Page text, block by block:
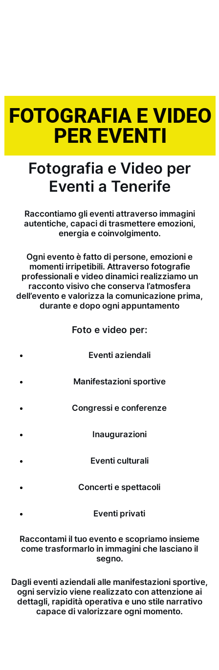
FOTOGRAFIA E VIDEO
PER EVENTI
Fotografia e Video per
Eventi a Tenerife
Raccontiamo gli eventi attraverso immagini
autentiche, capaci di trasmettere emozioni,
energia e coinvolgimento.
Ogni evento è fatto di persone, emozioni e
momenti irripetibili. Attraverso fotografie
professionali e video dinamici realizziamo un
racconto visivo che conserva l’atmosfera
dell’evento e valorizza la comunicazione prima,
durante e dopo ogni appuntamento
Foto e video per:
Eventi aziendali
Manifestazioni sportive
Congressi e conferenze
Inaugurazioni
Eventi culturali
Concerti e spettacoli
Eventi privati
Raccontami il tuo evento e scopriamo insieme
come trasformarlo in immagini che lasciano il
segno.
Dagli eventi aziendali alle manifestazioni sportive,
ogni servizio viene realizzato con attenzione ai
dettagli, rapidità operativa e uno stile narrativo
capace di valorizzare ogni momento.